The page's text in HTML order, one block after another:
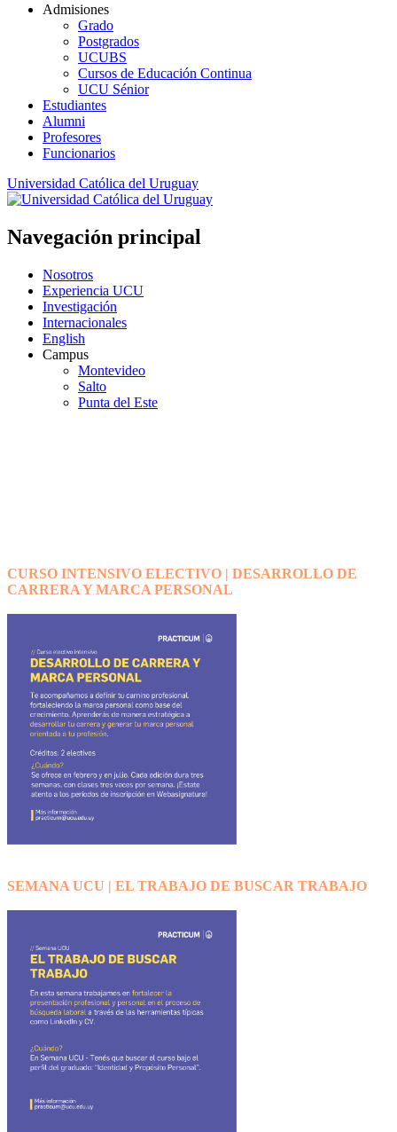
Admisiones
Grado
Postgrados
UCUBS
Cursos de Educación Continua
UCU Sénior
Estudiantes
Alumni
Profesores
Funcionarios
Universidad Católica del Uruguay
Navegación principal
Nosotros
Experiencia UCU
Investigación
Internacionales
English
Campus
Montevideo
Salto
Punta del Este
CURSO INTENSIVO ELECTIVO | DESARROLLO DE
CARRERA Y MARCA PERSONAL
SEMANA UCU | EL TRABAJO DE BUSCAR TRABAJO